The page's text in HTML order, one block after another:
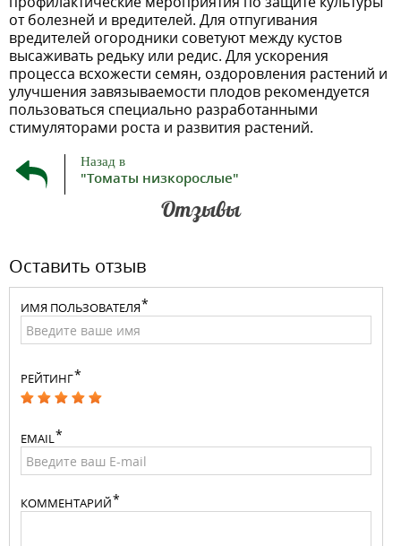
от болезней и вредителей. Для отпугивания
вредителей огородники советуют между кустов
высаживать редьку или редис. Для ускорения
процесса всхожести семян, оздоровления растений и
улучшения завязываемости плодов рекомендуется
пользоваться специально разработанными
стимуляторами роста и развития растений.
Назад в
"Томаты низкорослые"
Отзывы
Оставить отзыв
ИМЯ ПОЛЬЗОВАТЕЛЯ
РЕЙТИНГ
EMAIL
КОММЕНТАРИЙ